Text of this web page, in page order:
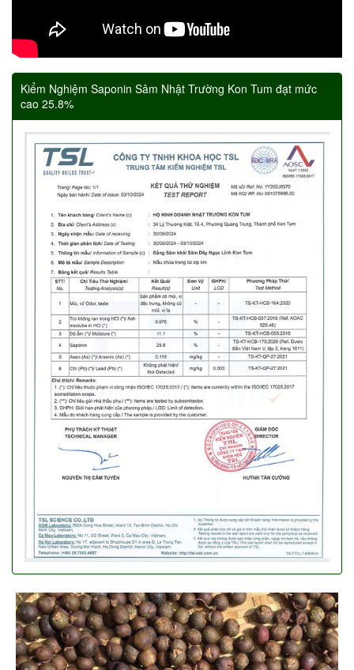
Kiểm Nghiệm Saponin Sâm Nhật Trường Kon Tum đạt mức
cao 25.8%